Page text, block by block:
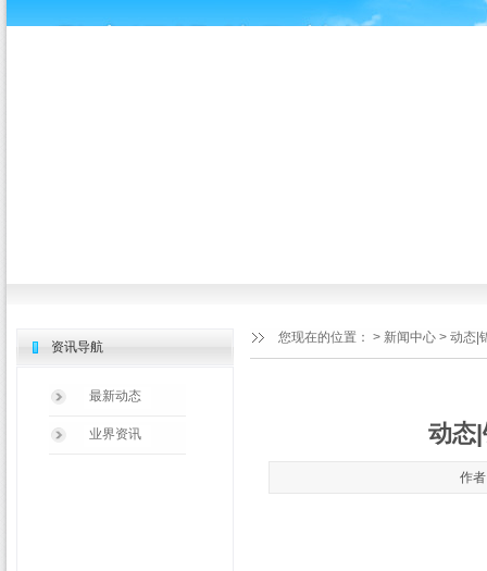
您现在的位置： > 新闻中心 > 动态|
资讯导航
最新动态
业界资讯 动态
作